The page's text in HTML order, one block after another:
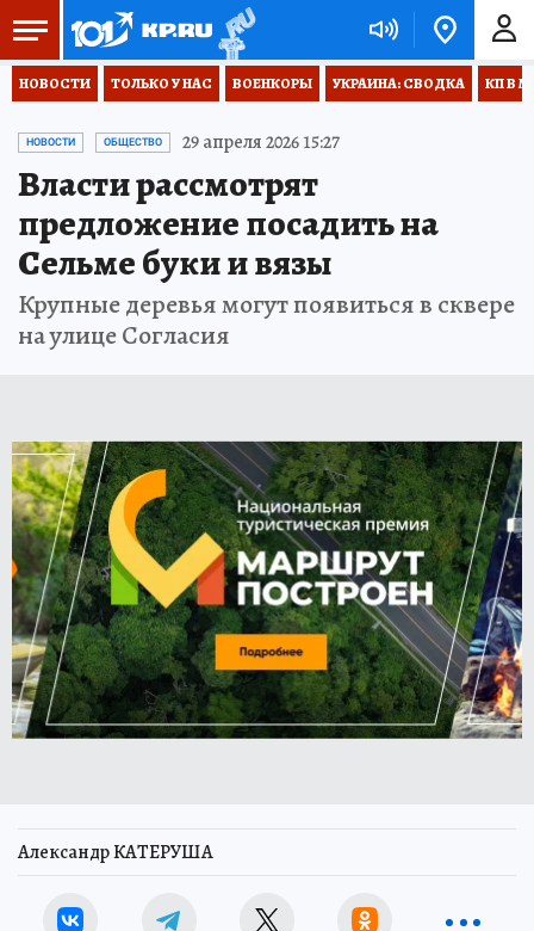
НОВОСТИ ТОЛЬКО У НАС ВОЕНКОРЫ УКРАИНА: СВОДКА КП В
НОВОСТИ ОБЩЕСТВО 29 апреля 2026 15:27
Власти рассмотрят
предложение посадить на
Сельме буки и вязы
Крупные деревья могут появиться в сквере
на улице Согласия
Александр КАТЕРУША